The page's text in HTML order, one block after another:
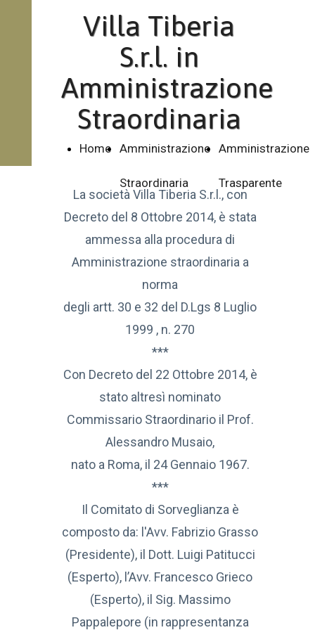
Villa Tiberia
S.r.l. in
Amministrazione
Straordinaria
Home Amministrazione
Straordinaria
Amministrazione
Trasparente
La società Villa Tiberia S.r.l., con
Decreto del 8 Ottobre 2014, è stata
ammessa alla procedura di
Amministrazione straordinaria a
norma
degli artt. 30 e 32 del D.Lgs 8 Luglio
1999 , n. 270
***
Con Decreto del 22 Ottobre 2014, è
stato altresì nominato
Commissario Straordinario il Prof.
Alessandro Musaio,
nato a Roma, il 24 Gennaio 1967.
***
Il Comitato di Sorveglianza è
composto da: l'Avv. Fabrizio Grasso
(Presidente), il Dott. Luigi Patitucci
(Esperto), l’Avv. Francesco Grieco
(Esperto), il Sig. Massimo
Pappalepore (in rappresentanza